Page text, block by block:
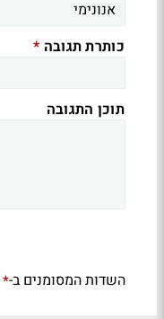
כותרת תגובה *
תוכן התגובה
השדות המסומנים ב-*